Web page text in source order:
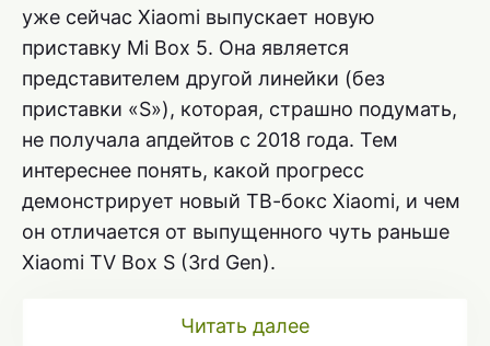
уже сейчас Xiaomi выпускает новую
приставку Mi Box 5. Она является
представителем другой линейки (без
приставки «S»), которая, страшно подумать,
не получала апдейтов с 2018 года. Тем
интереснее понять, какой прогресс
демонстрирует новый ТВ-бокс Xiaomi, и чем
он отличается от выпущенного чуть раньше
Xiaomi TV Box S (3rd Gen).
Читать далее